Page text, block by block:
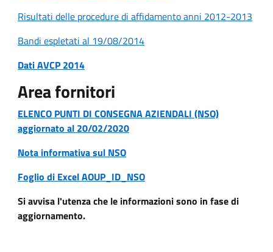
Risultati delle procedure di affidamento anni 2012-2013
Bandi espletati al 19/08/2014
Dati AVCP 2014
Area fornitori
ELENCO PUNTI DI CONSEGNA AZIENDALI (NSO)
aggiornato al 20/02/2020
Nota informativa sul NSO
Foglio di Excel AOUP_ID_NSO
Si avvisa l'utenza che le informazioni sono in fase di
aggiornamento.